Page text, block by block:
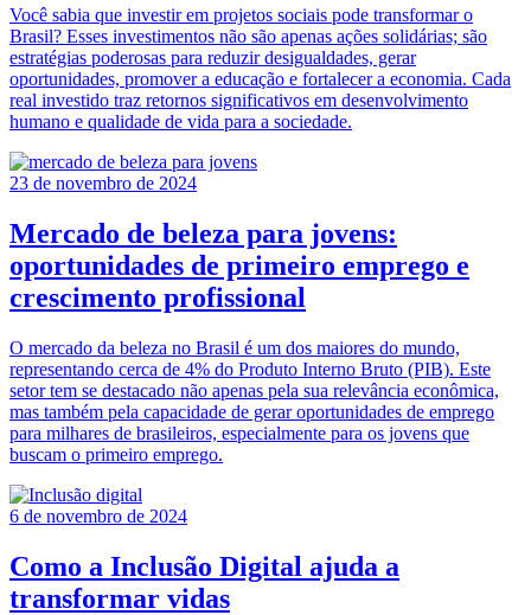
Você sabia que investir em projetos sociais pode transformar o
Brasil? Esses investimentos não são apenas ações solidárias; são
estratégias poderosas para reduzir desigualdades, gerar
oportunidades, promover a educação e fortalecer a economia. Cada
real investido traz retornos significativos em desenvolvimento
humano e qualidade de vida para a sociedade.
23 de novembro de 2024
Mercado de beleza para jovens:
oportunidades de primeiro emprego e
crescimento profissional
O mercado da beleza no Brasil é um dos maiores do mundo,
representando cerca de 4% do Produto Interno Bruto (PIB). Este
setor tem se destacado não apenas pela sua relevância econômica,
mas também pela capacidade de gerar oportunidades de emprego
para milhares de brasileiros, especialmente para os jovens que
buscam o primeiro emprego.
6 de novembro de 2024
Como a Inclusão Digital ajuda a
transformar vidas